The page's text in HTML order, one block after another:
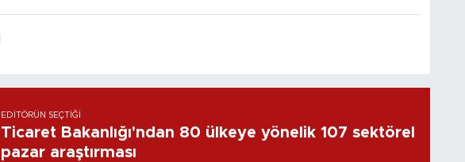
EDITÖRÜN SEÇTIĞI
Ticaret Bakanlığı'ndan 80 ülkeye yönelik 107 sektörel
pazar araştırması